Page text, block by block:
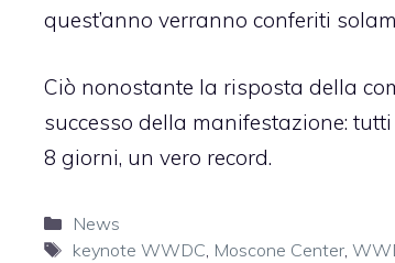
quest’anno verranno conferiti
Ciò nonostante la risposta della
successo della manifestazione: tutti
8 giorni, un vero record.
Categorie
News
Tag
keynote WWDC, Moscone Center,